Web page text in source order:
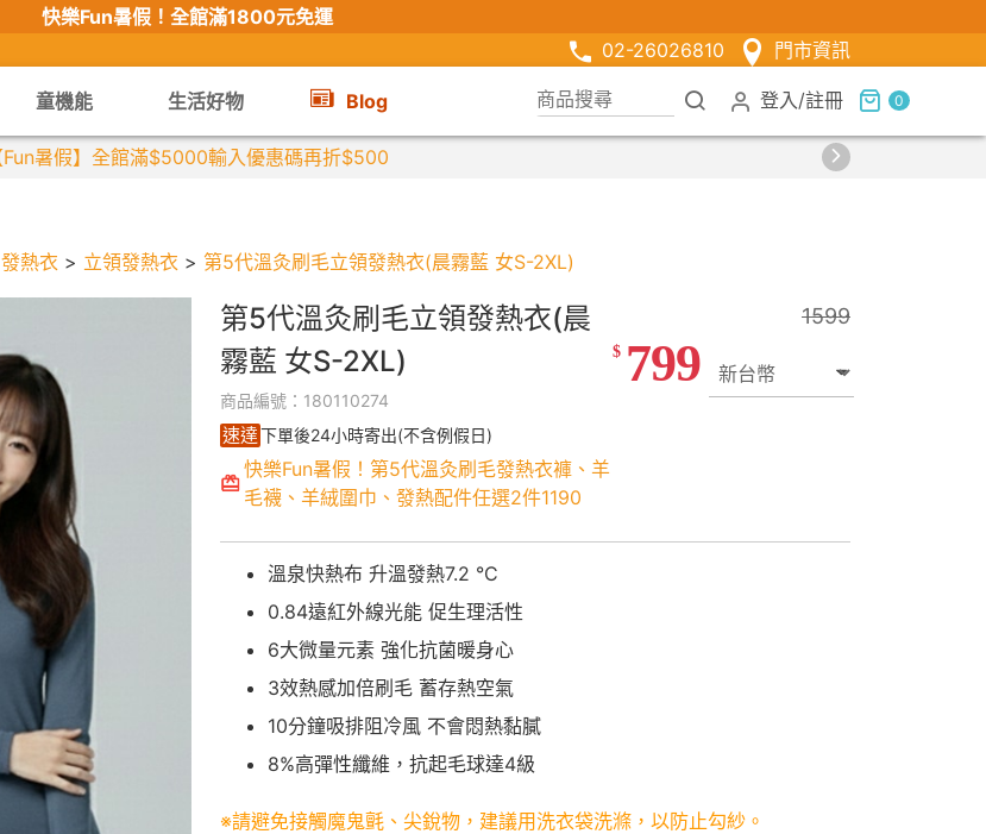
快樂Fun暑假！ 全館滿1800元免運
02-26026810
門市資訊
童機能 生活好物 Blog 登入 /註冊 0
【限時組合】買2件涼感衣享兒童半價
發熱衣 > 立領發熱衣 > 第5代溫灸刷毛立領發熱衣(晨霧藍 女S-2XL)
第5代溫灸刷毛立領發熱衣(晨
霧藍 女S-2XL)
商品編號：180110274
速達下單後24小時寄出(不含例假日)
快樂Fun暑假！第5代溫灸刷毛發熱衣褲、羊
毛襪、羊絨圍巾、發熱配件任選2件1190
1599
$ 799
溫泉快熱布 升溫發熱7.2 °C
0.84遠紅外線光能 促生理活性
6大微量元素 強化抗菌暖身心
3效熱感加倍刷毛 蓄存熱空氣
10分鐘吸排阻冷風 不會悶熱黏膩
8%高彈性纖維，抗起毛球達4級
※請避免接觸魔鬼氈、尖銳物，建議用洗衣袋洗滌，以防止勾紗。